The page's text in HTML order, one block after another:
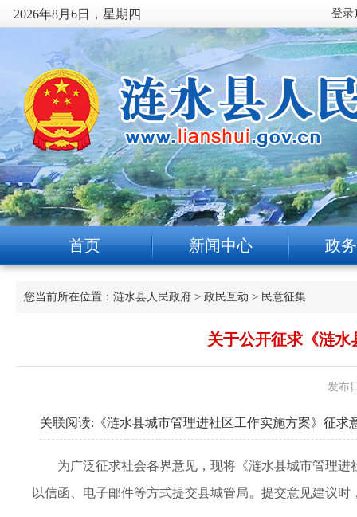
2026年8月6日，星期四
首页 新闻中心 政
您当前所在位置： 涟水县人民政府 > 政民互动 > 民意征集
关于公开征求《涟
发布
关联阅读: 《涟水县城市管理进社区工作实施方案》征求
为广泛征求社会各界意见，现将《涟水县城市管理
以信函、电子邮件等方式提交县城管局。提交意见建议